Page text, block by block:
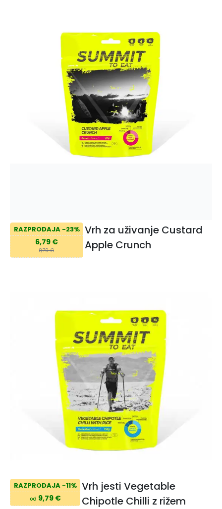
RAZPRODAJA -23%
6,79 €
8,79 €
Vrh za uživanje Custard
Apple Crunch
RAZPRODAJA -11%
od 9,79 €
Vrh jesti Vegetable
Chipotle Chilli z rižem